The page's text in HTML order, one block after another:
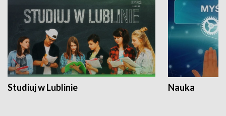
Studiuj w Lublinie Nauka